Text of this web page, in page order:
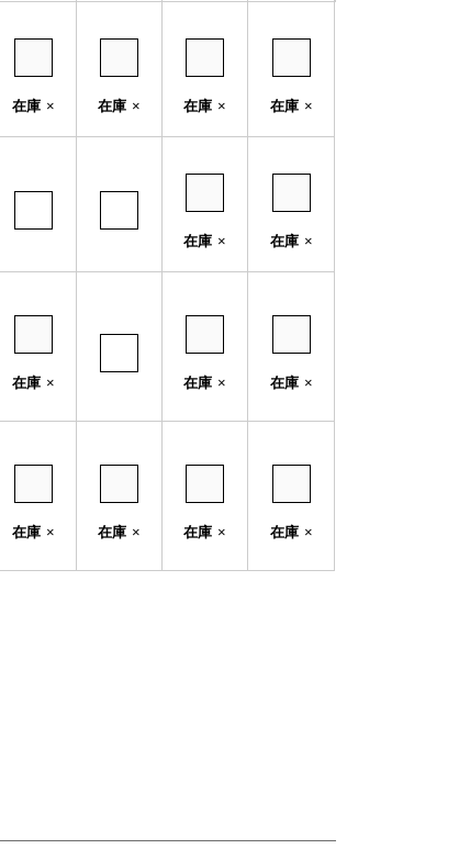
在庫 × 在庫 × 在庫 × 在庫 ×
在庫 × 在庫 ×
在庫 × 在庫 × 在庫 ×
在庫 × 在庫 × 在庫 × 在庫 ×